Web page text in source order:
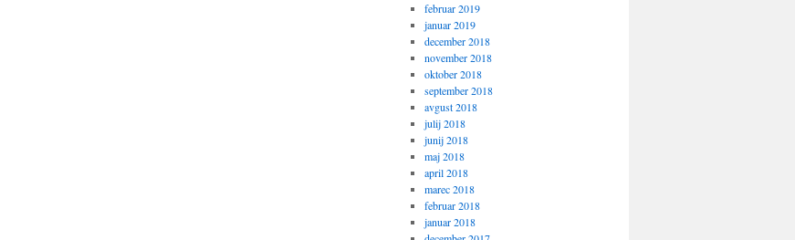
februar 2019
januar 2019
december 2018
november 2018
oktober 2018
september 2018
avgust 2018
julij 2018
junij 2018
maj 2018
april 2018
marec 2018
februar 2018
januar 2018